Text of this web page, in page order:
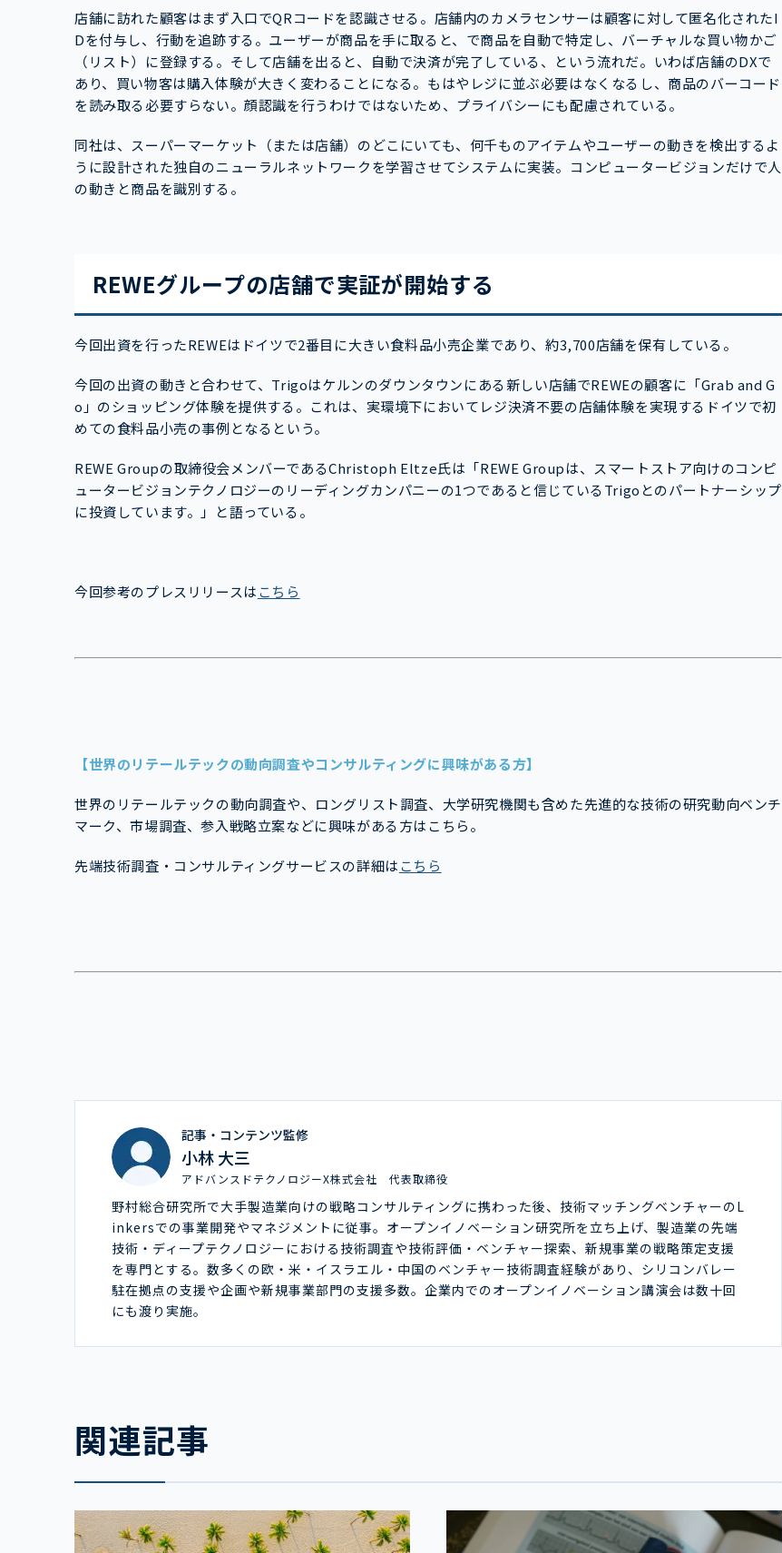
店舗に訪れた顧客はまず入口でQRコードを認識させる。店舗内のカメラセンサーは顧客に対して匿名化されたI
Dを付与し、行動を追跡する。ユーザーが商品を手に取ると、で商品を自動で特定し、バーチャルな買い物かご
（リスト）に登録する。そして店舗を出ると、自動で決済が完了している、という流れだ。いわば店舗のDXで
あり、買い物客は購入体験が大きく変わることになる。もはやレジに並ぶ必要はなくなるし、商品のバーコード
を読み取る必要すらない。顔認識を行うわけではないため、プライバシーにも配慮されている。
同社は、スーパーマーケット（または店舗）のどこにいても、何千ものアイテムやユーザーの動きを検出するよ
うに設計された独自のニューラルネットワークを学習させてシステムに実装。コンピュータービジョンだけで人
の動きと商品を識別する。
REWEグループの店舗で実証が開始する
今回出資を行ったREWEはドイツで2番目に大きい食料品小売企業であり、約3,700店舗を保有している。
今回の出資の動きと合わせて、Trigoはケルンのダウンタウンにある新しい店舗でREWEの顧客に「Grab and G
o」のショッピング体験を提供する。これは、実環境下においてレジ決済不要の店舗体験を実現するドイツで初
めての食料品小売の事例となるという。
REWE Groupの取締役会メンバーであるChristoph Eltze氏は「REWE Groupは、スマートストア向けのコンピ
ュータービジョンテクノロジーのリーディングカンパニーの1つであると信じているTrigoとのパートナーシップ
に投資しています。」と語っている。
今回参考のプレスリリースはこちら
【世界のリテールテックの動向調査やコンサルティングに興味がある方】
世界のリテールテックの動向調査や、ロングリスト調査、大学研究機関も含めた先進的な技術の研究動向ベンチ
マーク、市場調査、参入戦略立案などに興味がある方はこちら。
先端技術調査・コンサルティングサービスの詳細はこちら
記事・コンテンツ監修
小林 大三
アドバンスドテクノロジーX株式会社 代表取締役
野村総合研究所で大手製造業向けの戦略コンサルティングに携わった後、技術マッチングベンチャーのL
inkersでの事業開発やマネジメントに従事。オープンイノベーション研究所を立ち上げ、製造業の先端
技術・ディープテクノロジーにおける技術調査や技術評価・ベンチャー探索、新規事業の戦略策定支援
を専門とする。数多くの欧・米・イスラエル・中国のベンチャー技術調査経験があり、シリコンバレー
駐在拠点の支援や企画や新規事業部門の支援多数。企業内でのオープンイノベーション講演会は数十回
にも渡り実施。
関連記事